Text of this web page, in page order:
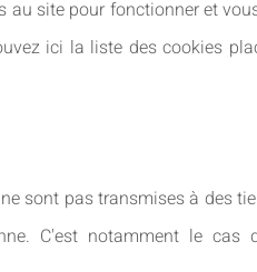
au site pour fonctionner et
ici la liste des cookies
sont pas transmises à des
C'est notamment le cas